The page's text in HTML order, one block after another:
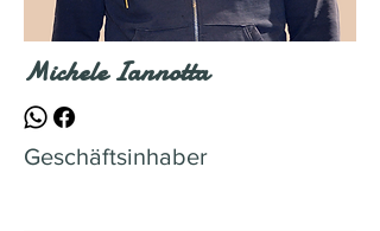
Michele Iannotta
Geschäftsinhaber